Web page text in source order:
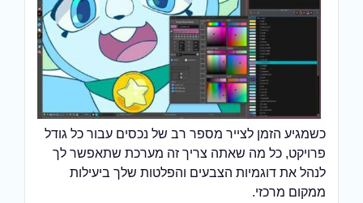
כשמגיע הזמן לצייר מספר רב של נכסים עבור כל גודל
פרויקט, כל מה שאתה צריך זה מערכת שתאפשר לך
לנהל את דוגמיות הצבעים והפלטות שלך ביעילות
ממקום מרכזי.